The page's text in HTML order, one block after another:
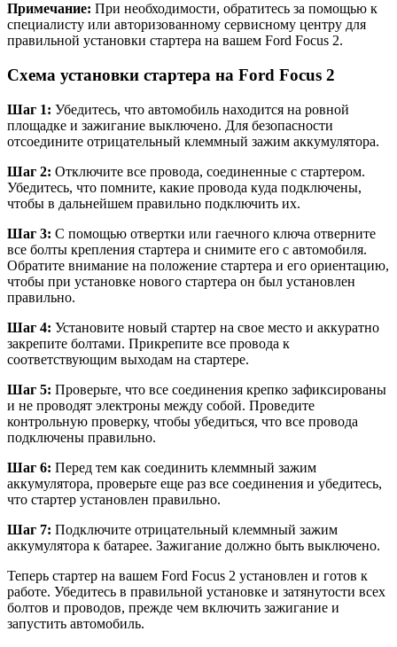
Примечание: При необходимости, обратитесь за помощью к
специалисту или авторизованному сервисному центру для
правильной установки стартера на вашем Ford Focus 2.
Схема установки стартера на Ford Focus 2
Шаг 1: Убедитесь, что автомобиль находится на ровной
площадке и зажигание выключено. Для безопасности
отсоедините отрицательный клеммный зажим аккумулятора.
Шаг 2: Отключите все провода, соединенные с стартером.
Убедитесь, что помните, какие провода куда подключены,
чтобы в дальнейшем правильно подключить их.
Шаг 3: С помощью отвертки или гаечного ключа отверните
все болты крепления стартера и снимите его с автомобиля.
Обратите внимание на положение стартера и его ориентацию,
чтобы при установке нового стартера он был установлен
правильно.
Шаг 4: Установите новый стартер на свое место и аккуратно
закрепите болтами. Прикрепите все провода к
соответствующим выходам на стартере.
Шаг 5: Проверьте, что все соединения крепко зафиксированы
и не проводят электроны между собой. Проведите
контрольную проверку, чтобы убедиться, что все провода
подключены правильно.
Шаг 6: Перед тем как соединить клеммный зажим
аккумулятора, проверьте еще раз все соединения и убедитесь,
что стартер установлен правильно.
Шаг 7: Подключите отрицательный клеммный зажим
аккумулятора к батарее. Зажигание должно быть выключено.
Теперь стартер на вашем Ford Focus 2 установлен и готов к
работе. Убедитесь в правильной установке и затянутости всех
болтов и проводов, прежде чем включить зажигание и
запустить автомобиль.